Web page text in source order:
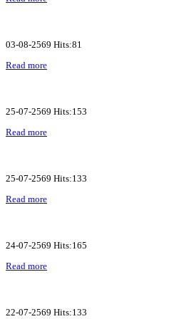
03-08-2569 Hits:81
Read more
25-07-2569 Hits:153
Read more
25-07-2569 Hits:133
Read more
24-07-2569 Hits:165
Read more
22-07-2569 Hits:133